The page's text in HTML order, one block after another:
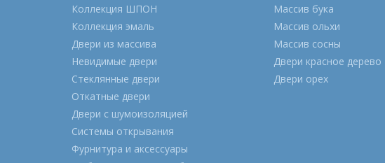
Коллекция ШПОН
Коллекция эмаль
Двери из массива
Невидимые двери
Стеклянные двери
Откатные двери
Двери с шумоизоляцией
Системы открывания
Фурнитура и аксессуары
Массив бука
Массив ольхи
Массив сосны
Двери красное дерево
Двери орех